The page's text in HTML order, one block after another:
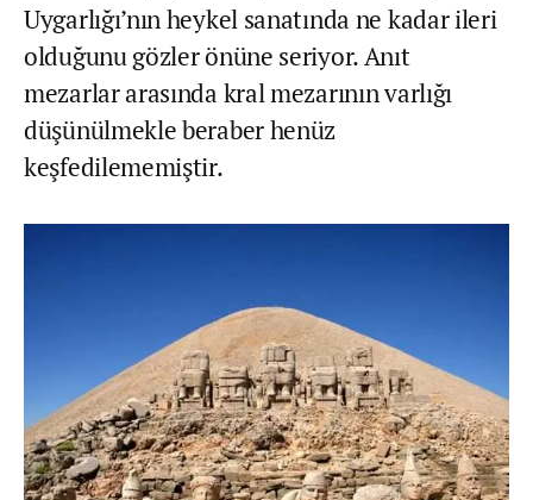
Uygarlığı’nın heykel sanatında ne kadar ileri
olduğunu gözler önüne seriyor. Anıt
mezarlar arasında kral mezarının varlığı
düşünülmekle beraber henüz
keşfedilememiştir.